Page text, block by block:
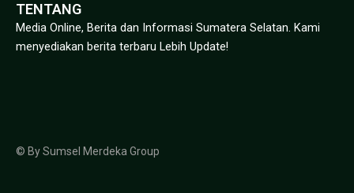
TENTANG
Media Online, Berita dan Informasi Sumatera Selatan. Kami
menyediakan berita terbaru Lebih Update!
© By Sumsel Merdeka Group